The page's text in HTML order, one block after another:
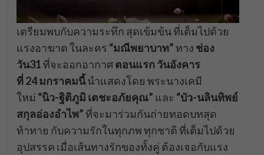
เตรียมพบกับความระทึก สุดเข้มข้น ที่เต็มไปด้วย
แรงอาฆาต ในละคร “มณีพยาบาท”ทาง ช่อง
วัน31ที่จะออกอากาศตอนแรก วันอังคาร
ที่ 24 มกราคมนี้นำแสดงโดย พระนางเคมี
ใหม่ “นิว-ฐิติภูมิ เตชะอภัยคุณ” และ “บัว-นลินทิพย์
สกุลอ่องอำไพ”ที่จะมาร่วมกันถ่ายทอดบทสุด
ท้าทาย กับความรักในทุกภพ ทุกชาติ ที่เต็มไปด้วย
อุปสรรค เมื่อเส้นทางรักของทั้งคู่ ต้องเจอกับแรง